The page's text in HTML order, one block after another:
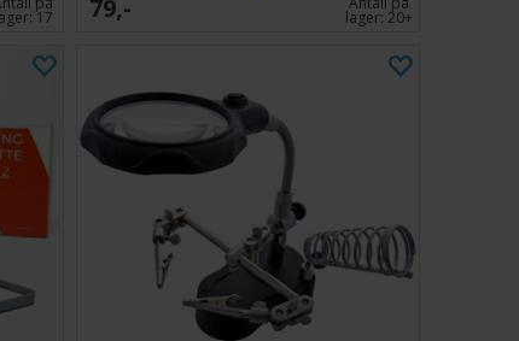
17 79,- lager:20+